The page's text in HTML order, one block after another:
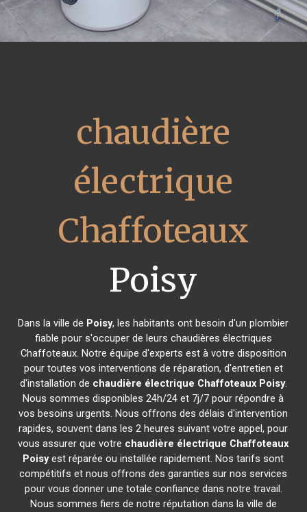
chaudière
électrique
Chaffoteaux
Poisy
Dans la ville de Poisy, les habitants ont besoin d'un plombier
fiable pour s'occuper de leurs chaudières électriques
Chaffoteaux. Notre équipe d'experts est à votre disposition
pour toutes vos interventions de réparation, d'entretien et
d'installation de chaudière électrique Chaffoteaux Poisy.
Nous sommes disponibles 24h/24 et 7j/7 pour répondre à
vos besoins urgents. Nous offrons des délais d'intervention
rapides, souvent dans les 2 heures suivant votre appel, pour
vous assurer que votre chaudière électrique Chaffoteaux
Poisyest réparée ou installée rapidement. Nos tarifs sont
compétitifs et nous offrons des garanties sur nos services
pour vous donner une totale confiance dans notre travail.
Nous sommes fiers de notre réputation dans la ville de